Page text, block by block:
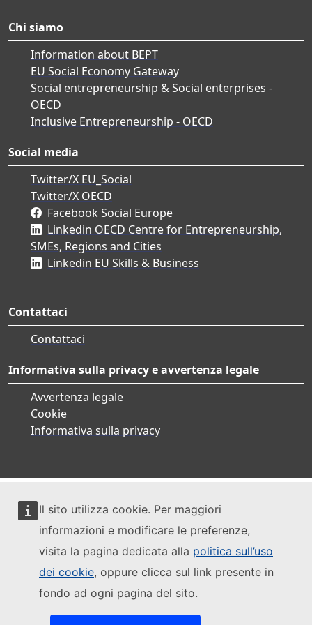
Il sito utilizza cookie. Per maggiori
informazioni e modificare le preferenze,
visita la pagina dedicata alla politica sull’uso
dei cookie, oppure clicca sul link presente in
fondo ad ogni pagina del sito.
Chi siamo
Information about BEPT
EU Social Economy Gateway
Social entrepreneurship & Social enterprises -
OECD
Inclusive Entrepreneurship - OECD
Social media
Twitter/X EU_Social
Twitter/X OECD
Facebook Social Europe
Linkedin OECD Centre for Entrepreneurship,
SMEs, Regions and Cities
Linkedin EU Skills & Business
Contattaci
Contattaci
Informativa sulla privacy e avvertenza legale
Avvertenza legale
Cookie
Informativa sulla privacy